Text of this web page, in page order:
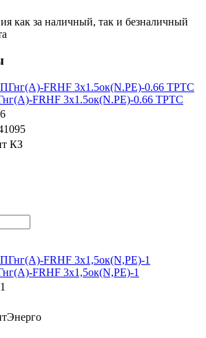
как за наличный, так и безналичный
FRHF 3х1.5ок(N.PE)-0.66 ТРТС
КЗ
FRHF 3х1,5ок(N,PE)-1